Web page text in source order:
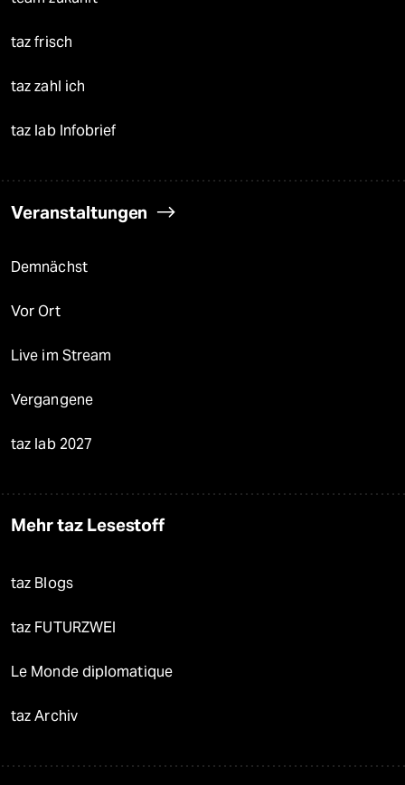
taz frisch
taz zahl ich
taz lab Infobrief
Veranstaltungen
Demnächst
Vor Ort
Live im Stream
Vergangene
taz lab 2027
Mehr taz Lesestoff
taz Blogs
taz FUTURZWEI
Le Monde diplomatique
taz Archiv